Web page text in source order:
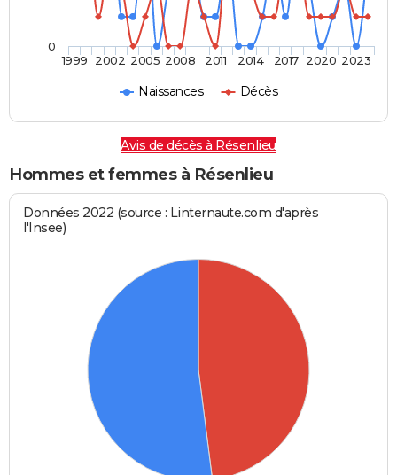
Naissances Décès
1999 2002 2005 2008 2011 2014 2017 2020 2023
0
Avis de décès à Résenlieu
Hommes et femmes à Résenlieu
Données 2022 (source : Linternaute.com d'après
l'Insee)